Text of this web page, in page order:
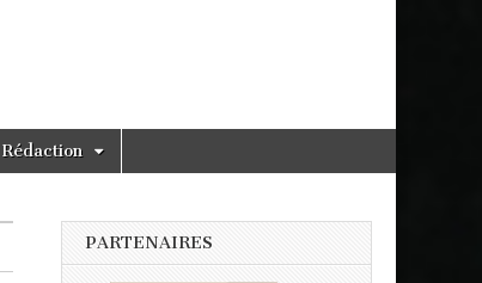
Rédaction
PARTENAIRES